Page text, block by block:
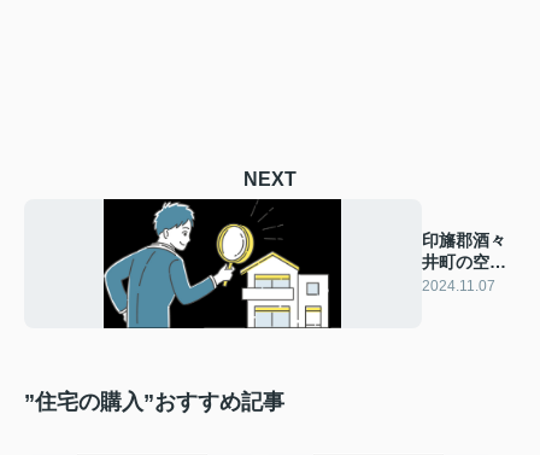
NEXT
印旛郡酒々
井町の空き
家管理サポ
2024.11.07
”住宅の購入”おすすめ記事